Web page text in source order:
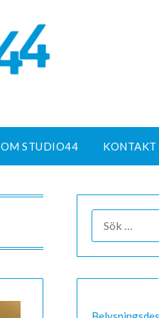
OM STUDIO44 KONTAKT